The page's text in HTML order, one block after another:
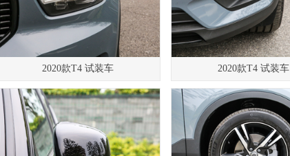
2020款T4 试装车 2020款T4 试装车